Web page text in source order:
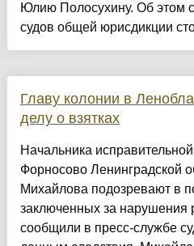
Юлию Полосухину. Об этом
судов общей юрисдикции
Главу колонии в
делу о взятках
Начальника
Форносово Ленинградской
Михайлова подозревают в
заключенных за нарушения
сообщили в пресс-службе